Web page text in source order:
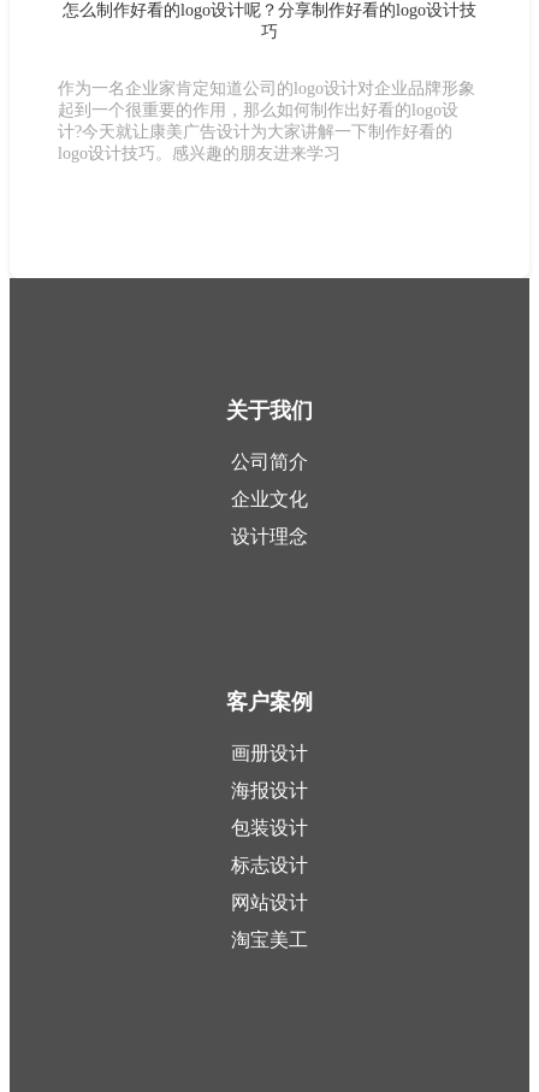
怎么制作好看的logo设计呢？分享制作好看的logo设计技
巧
作为一名企业家肯定知道公司的logo设计对企业品牌形象
起到一个很重要的作用，那么如何制作出好看的logo设
计?今天就让康美广告设计为大家讲解一下制作好看的
logo设计技巧。感兴趣的朋友进来学习
关于我们
公司简介
企业文化
设计理念
客户案例
画册设计
海报设计
包装设计
标志设计
网站设计
淘宝美工